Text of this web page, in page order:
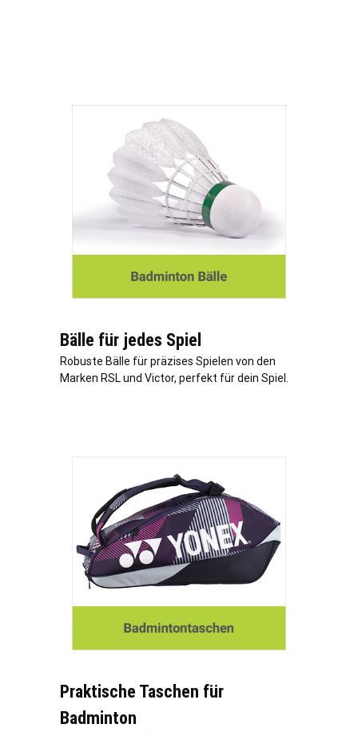
Bälle für jedes Spiel
Robuste Bälle für präzises Spielen von den
Marken RSL und Victor, perfekt für dein Spiel.
Praktische Taschen für
Badminton